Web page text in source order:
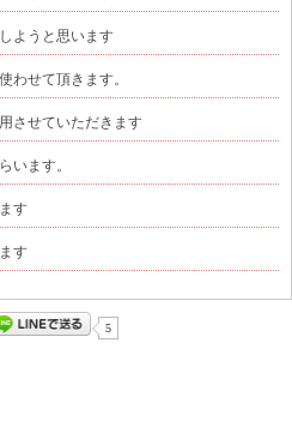
ようと思います
せて頂きます。
させていただきます
います。
す
す
5